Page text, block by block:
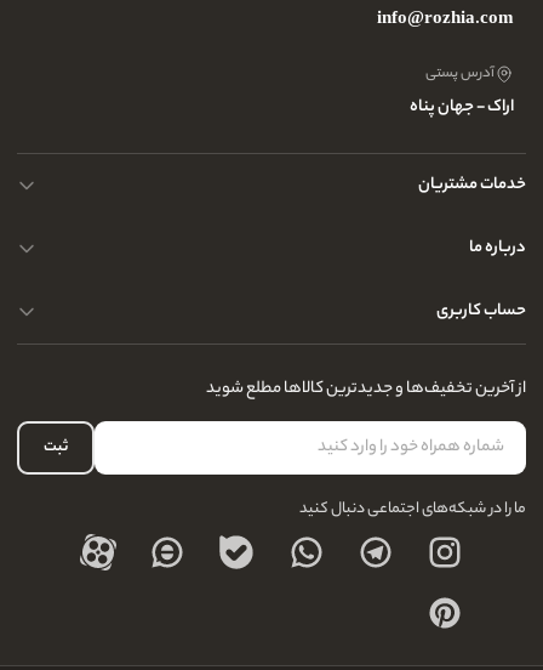
info@rozhia.com
آدرس پستی
اراک - جهان پناه
خدمات مشتریان
حریم خصوصی کاربران
تماس با ما
درباره ما
سوالات متداول
آدرس فروشگاه
نحوه ارسال کالا
نحوه بازگشت کالا
درباره ما
حساب کاربری
لیست علاقه‌مندی
حساب کاربری
از آخرین تخفیف‌ها و جدیدترین کالاها مطلع شوید
ثبت
ما را در شبکه‌های اجتماعی دنبال کنید